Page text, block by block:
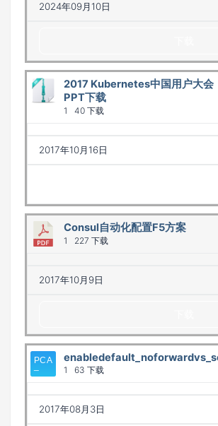
2024年09月10日
2017 Kubernetes中国用户大会
PPT下载
1 40 下载
2017年10月16日
Consul自动化配置F5方案
1 227 下载
2017年10月9日
1 63 下载
2017年08月3日